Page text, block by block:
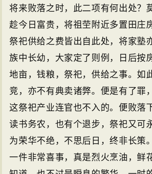
将来败落之时，此二项有何出处？
趁今日富贵，将祖茔附近多置田庄
祭祀供给之费皆出自此处，将家塾
族中长幼，大家定了则例，日后按
地亩，钱粮，祭祀，供给之事。如
竞，亦不有典卖诸弊。便是有了罪
这祭祀产业连官也不入的。便败落
读书务农，也有个退步，祭祀又可
为荣华不绝，不思后日，终非长策
一件非常喜事，真是烈火烹油，鲜